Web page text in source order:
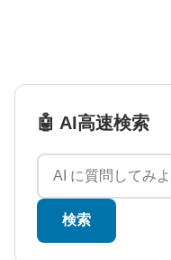
🤖 AI高速検索
検索